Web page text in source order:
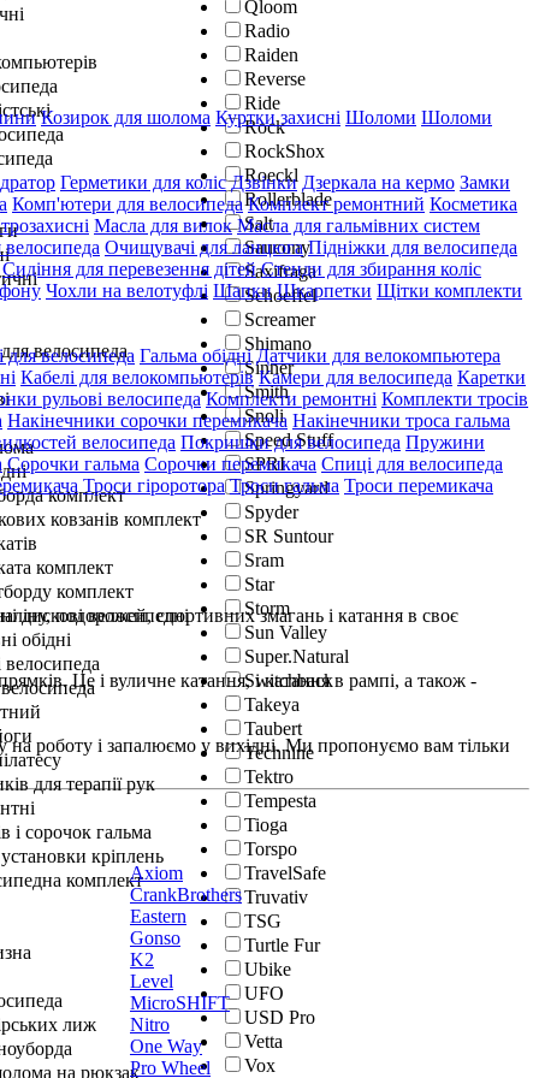
Qloom
Radio
Raiden
Reverse
Ride
Rock
RockShox
Roeckl
Rollerblade
Salt
Saucony
Saxifraga
Schoeffel
Screamer
Shimano
Sinner
Smith
Snoli
Speed Stuff
SPRI
Springyard
Spyder
SR Suntour
Sram
Star
Storm
Sun Valley
Super.Natural
Switchback
Takeya
Taubert
Technine
Tektro
Tempesta
Tioga
Torspo
TravelSafe
Truvativ
TSG
Turtle Fur
Ubike
UFO
USD Pro
Vetta
Vox
велосипеда
комплект
ковзанів комплект
комплект
комплект
дискові велосипедні
обідні
велосипеда
для терапії рук
і сорочок гальма
кріплень
комплект
лиж
на рюкзак
Козирок для шолома Куртки захисні Шоломи Шоломи
Герметики для коліс Дзвінки Дзеркала на кермо Замки
Комп'ютери для велосипеда Комплект ремонтний Косметика
Масла для вилок Масла для гальмівних систем
Очищувачі для ланцюга Підніжки для велосипеда
Сидіння для перевезення дітей Стенди для збирання коліс
Чохли на велотуфлі Шапки Шкарпетки Щітки комплекти
для велосипеда Гальма обідні Датчики для велокомпьютера
Кабелі для велокомпьютерів Камери для велосипеда Каретки
рульові велосипеда Комплекти ремонтні Комплекти тросів
Накінечники сорочки перемикача Накінечники троса гальма
велосипеда Покришки для велосипеда Пружини
Сорочки гальма Сорочки перемикача Спиці для велосипеда
Троси гіроротора Троси гальма Троси перемикача
подорожей, спортивних змагань і катання в своє
Це і вуличне катання, і катання в рампі, а також -
роботу і запалюємо у вихідні. Ми пропонуємо вам тільки
Axiom
CrankBrothers
Eastern
Gonso
K2
Level
MicroSHIFT
Nitro
One Way
Pro Wheel